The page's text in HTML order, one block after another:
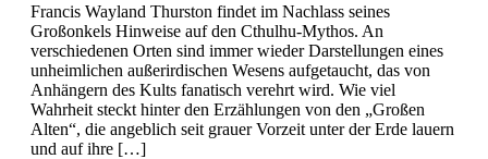
Francis Wayland Thurston findet im Nachlass seines
Großonkels Hinweise auf den Cthulhu-Mythos. An
verschiedenen Orten sind immer wieder Darstellungen eines
unheimlichen außerirdischen Wesens aufgetaucht, das von
Anhängern des Kults fanatisch verehrt wird. Wie viel
Wahrheit steckt hinter den Erzählungen von den „Großen
Alten“, die angeblich seit grauer Vorzeit unter der Erde lauern
und auf ihre […]